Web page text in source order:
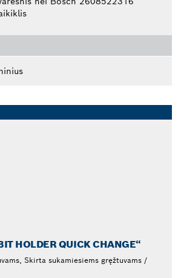
HOLDER QUICK CHANGE“
Skirta sukamiesiems gręžtuvams /